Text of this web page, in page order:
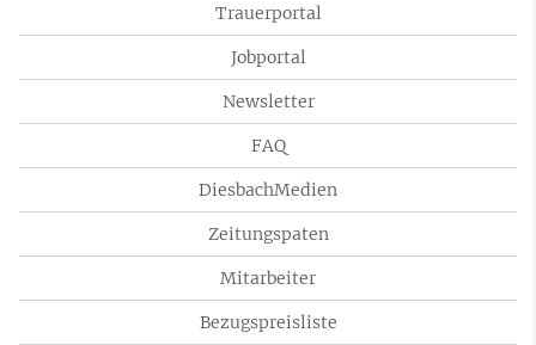
Trauerportal
Jobportal
Newsletter
FAQ
DiesbachMedien
Zeitungspaten
Mitarbeiter
Bezugspreisliste